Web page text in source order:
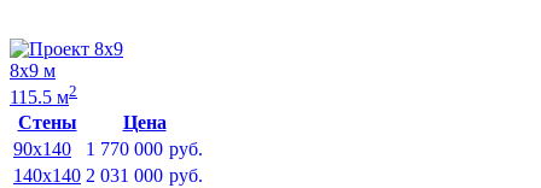
8х9 м
115.5 м2
Стены
Цена
90x140
1 770 000 руб.
140x140 2 031 000 руб.